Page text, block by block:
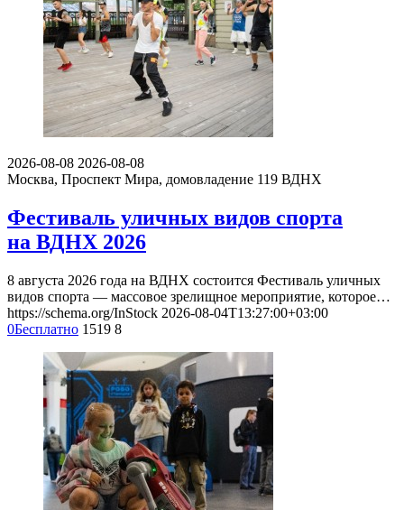
2026-08-08 2026-08-08
Москва, Проспект Мира, домовладение 119 ВДНХ
Фестиваль уличных видов спорта
на ВДНХ 2026
8 августа 2026 года на ВДНХ состоится Фестиваль уличных
видов спорта — массовое зрелищное мероприятие, которое…
https://schema.org/InStock 2026-08-04T13:27:00+03:00
0Бесплатно 1519 8